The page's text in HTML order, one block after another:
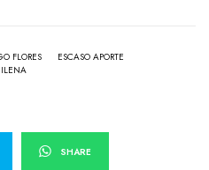
FLORES
ESCASO APORTE
SHARE